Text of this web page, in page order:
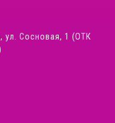
ул. Сосновая, 1 (ОТК